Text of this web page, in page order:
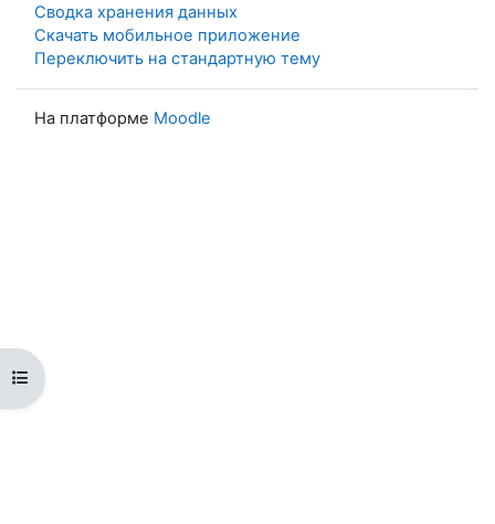
Открыть оглавление курса
Сводка хранения данных
Скачать мобильное приложение
Переключить на стандартную тему
На платформе Moodle